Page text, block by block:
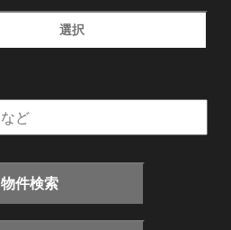
選択
物件検索